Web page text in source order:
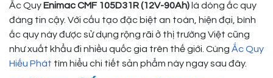
Ắc Quy Enimac CMF 105D31R (12V-90Ah) là dòng ắc quy
đáng tin cậy. Với cấu tạo đặc biệt an toàn, hiện đại, bình
ắc quy này được sử dụng rộng rãi ở thị trường Việt cũng
như xuất khẩu đi nhiều quốc gia trên thế giới. Cùng Ắc Quy
Hiếu Phát tìm hiểu chi tiết sản phẩm này ngay sau đây.